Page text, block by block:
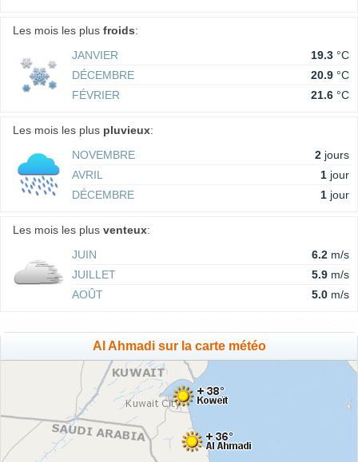
Les mois les plus froids:
JANVIER
19.3 °C
DÉCEMBRE
20.9 °C
FÉVRIER
21.6 °C
Les mois les plus pluvieux:
NOVEMBRE
2 jours
AVRIL
1 jour
DÉCEMBRE
1 jour
Les mois les plus venteux:
JUIN
6.2 m/s
JUILLET
5.9 m/s
AOÛT
5.0 m/s
Al Ahmadi sur la carte météo